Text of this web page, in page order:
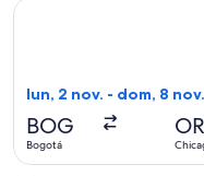
lun, 2 nov. - dom, 8 nov.
BOG
Bogotá
Seleccionar vuelo de